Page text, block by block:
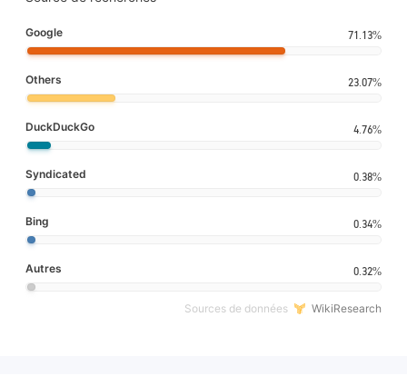
Google 71.13%
Others 23.07%
DuckDuckGo 4.76%
Syndicated 0.38%
Bing 0.34%
Autres 0.32%
Sources de données WikiResearch